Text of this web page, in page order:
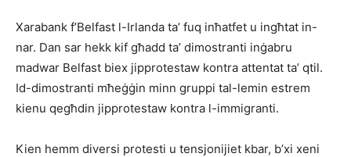
Xarabank f’Belfast l-Irlanda ta’ fuq inħatfet u ingħtat in-
nar. Dan sar hekk kif għadd ta’ dimostranti inġabru
madwar Belfast biex jipprotestaw kontra attentat ta’ qtil.
Id-dimostranti mħeġġin minn gruppi tal-lemin estrem
kienu qegħdin jipprotestaw kontra l-immigranti.
Kien hemm diversi protesti u tensjonijiet kbar, b’xi xeni